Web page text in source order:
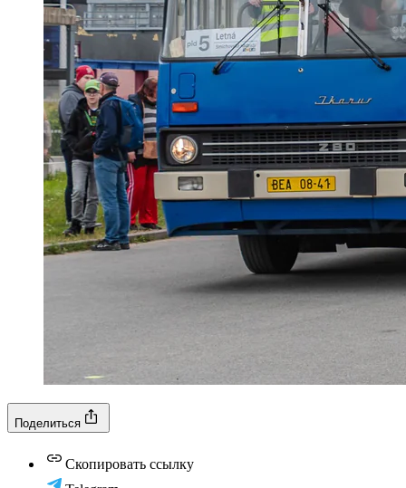
Поделиться
Скопировать ссылку